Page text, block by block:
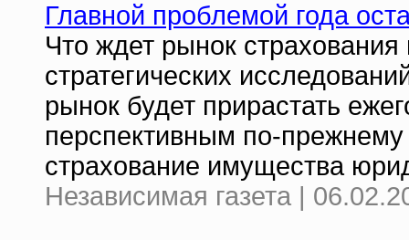
Главной проблемой года
Что ждет рынок
стратегических
рынок будет прирастать
перспективным по-
страхование имущества
Независимая газета |